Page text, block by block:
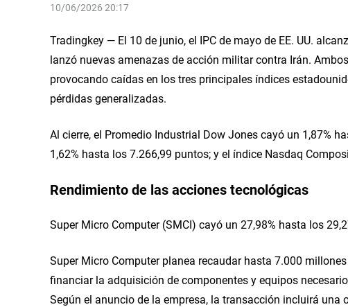
10/06/2026 20:17
Tradingkey — El 10 de junio, el IPC de mayo de EE. UU.
lanzó nuevas amenazas de acción militar contra Irán.
provocando caídas en los tres principales índices
pérdidas generalizadas.
Al cierre, el Promedio Industrial Dow Jones cayó un 1,87%
1,62% hasta los 7.266,99 puntos; y el índice Nasdaq
Rendimiento de las acciones tecnológicas
Super Micro Computer (SMCI) cayó un 27,98% hasta los
Super Micro Computer planea recaudar hasta 7.000
financiar la adquisición de componentes y equipos
Según el anuncio de la empresa, la transacción incluirá